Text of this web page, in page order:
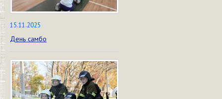
15.11.2025
День самбо